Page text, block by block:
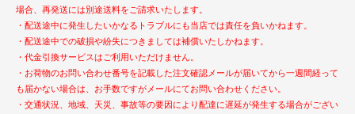
場合、再発送には別途送料をご請求いたします。
・配送途中に発生したいかなるトラブルにも当店では責任を負いかねます。
・配送途中での破損や紛失につきましては補償いたしかねます。
・代金引換サービスはご利用いただけません。
・お荷物のお問い合わせ番号を記載した注文確認メールが届いてから一週間経って
も届かない場合は、お手数ですがメールにてお問い合わせください。
・交通状況、地域、天災、事故等の要因により配達に遅延が発生する場合がござい